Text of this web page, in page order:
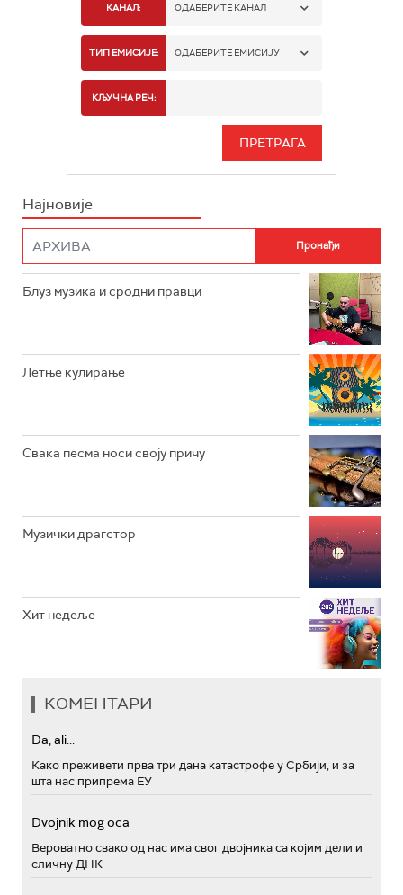
КАНАЛ: ОДАБЕРИТЕ КАНАЛ
РАДИО БЕОГРАД 1
РАДИО БЕОГРАД 3
РАДИО РОКЕНРОЛЕР
РАДИО ЏЕЗЕР
ТИП ЕМИСИЈЕ: ОДАБЕРИТЕ ЕМИСИЈУ
КЉУЧНА РЕЧ:
Најновије
Блуз музика и сродни правци
Летње кулирање
Свака песма носи своју причу
Музички драгстор
Хит недеље
КОМЕНТАРИ
Da, ali...
Како преживети прва три дана катастрофе у Србији, и за
шта нас припрема ЕУ
Dvojnik mog oca
Вероватно свако од нас има свог двојника са којим дели и
сличну ДНК